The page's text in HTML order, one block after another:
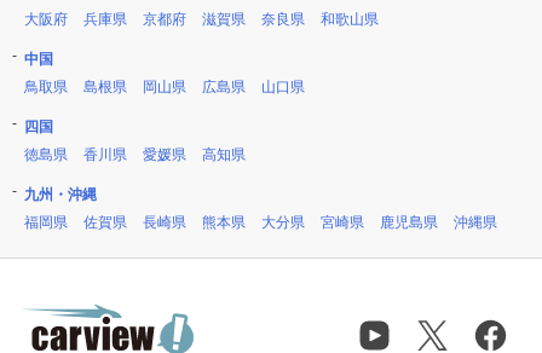
大阪府
兵庫県 京都府 滋賀県 奈良県 和歌山県
中国
鳥取県
島根県 岡山県 広島県 山口県
四国
徳島県
香川県 愛媛県 高知県
九州・沖縄
福岡県
佐賀県 長崎県 熊本県 大分県 宮崎県 鹿児島県 沖縄県